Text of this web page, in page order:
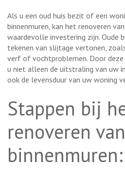
Als u een oud huis bezit of een
binnenmuren, kan het renoveren
waardevolle investering zijn. Oude
tekenen van slijtage vertonen,
verf of vochtproblemen. Door
u niet alleen de uitstraling van uw
ook de levensduur van uw woning
Stappen bij
renoveren
binnenmuren: